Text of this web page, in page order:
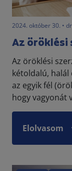
2024. október 30. •
Az öröklési
Az öröklési
kétoldalú, halál
az egyik fél
hogy vagyonát
Elolvasom